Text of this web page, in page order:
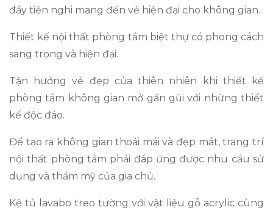
đầy tiện nghi mang đến vẻ hiện đại cho không gian.
Thiết kế nội thất phòng tắm biệt thự có phong cách
sang trọng và hiện đại.
Tận hưởng vẻ đẹp của thiên nhiên khi thiết kế
phòng tắm không gian mở gần gũi với những thiết
kế độc đáo.
Để tạo ra không gian thoải mái và đẹp mắt, trang trí
nội thất phòng tắm phải đáp ứng được nhu cầu sử
dụng và thẩm mỹ của gia chủ.
Kệ tủ lavabo treo tường với vật liệu gỗ acrylic cùng